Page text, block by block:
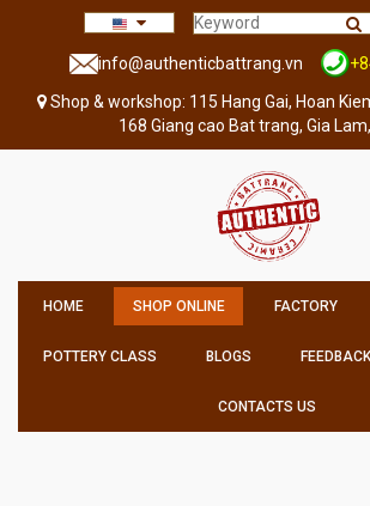
info@authenticbattrang.vn
Shop & workshop: 115 Hang Gai, Hoan
168 Giang cao Bat trang, Gia
HOME SHOP ONLINE FACTORY
POTTERY CLASS BLOGS FEEDBACK
CONTACTS US